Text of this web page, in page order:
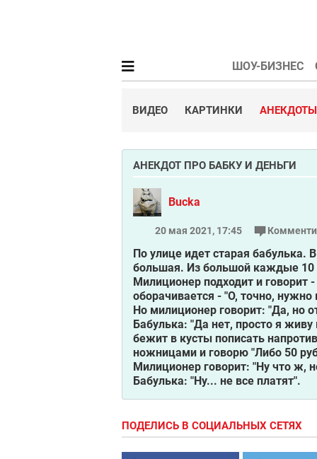
ШОУ-БИЗНЕС
ВИДЕО КАРТИНКИ АНЕКДОТЫ
АНЕКДОТ ПРО БАБКУ И ДЕНЬГИ
Bucka
20 мая 2021, 17:45
По улице идет старая бабулька.
большая. Из большой каждые 10
Милиционер подходит и говорит
оборачивается - "О, точно, нужно
Но милиционер говорит: "Да, но
Бабулька: "Да нет, просто я
бежит в кусты пописать
ножницами и говорю "Либо 50
Милиционер говорит: "Ну что ж,
Бабулька: "Ну... не все платят".
ПОДЕЛИСЬ В СОЦИАЛЬНЫХ СЕТЯХ